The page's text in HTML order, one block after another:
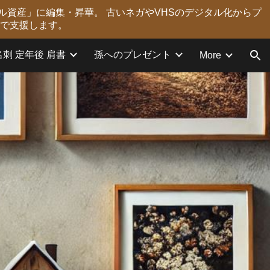
資産」に編集・昇華。 古いネガやVHSのデジタル化からプ
支援します。
刺 定年後 肩書 孫へのプレゼント More